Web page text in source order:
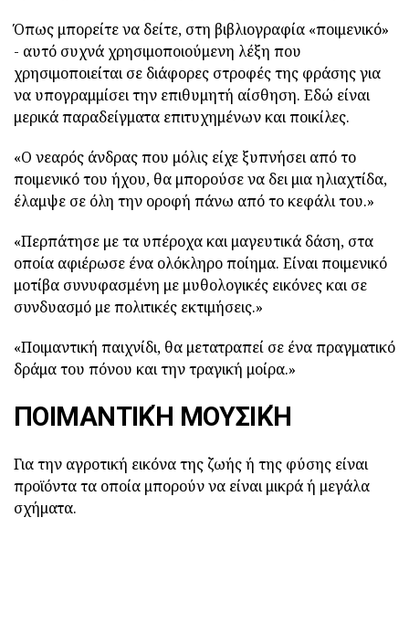
Όπως μπορείτε να δείτε, στη βιβλιογραφία «ποιμενικό»
- αυτό συχνά χρησιμοποιούμενη λέξη που
χρησιμοποιείται σε διάφορες στροφές της φράσης για
να υπογραμμίσει την επιθυμητή αίσθηση. Εδώ είναι
μερικά παραδείγματα επιτυχημένων και ποικίλες.
«Ο νεαρός άνδρας που μόλις είχε ξυπνήσει από το
ποιμενικό του ήχου, θα μπορούσε να δει μια ηλιαχτίδα,
έλαμψε σε όλη την οροφή πάνω από το κεφάλι του.»
«Περπάτησε με τα υπέροχα και μαγευτικά δάση, στα
οποία αφιέρωσε ένα ολόκληρο ποίημα. Είναι ποιμενικό
μοτίβα συνυφασμένη με μυθολογικές εικόνες και σε
συνδυασμό με πολιτικές εκτιμήσεις.»
«Ποιμαντική παιχνίδι, θα μετατραπεί σε ένα πραγματικό
δράμα του πόνου και την τραγική μοίρα.»
ΠΟΙΜΑΝΤΙΚΉ ΜΟΥΣΙΚΉ
Για την αγροτική εικόνα της ζωής ή της φύσης είναι
προϊόντα τα οποία μπορούν να είναι μικρά ή μεγάλα
σχήματα.